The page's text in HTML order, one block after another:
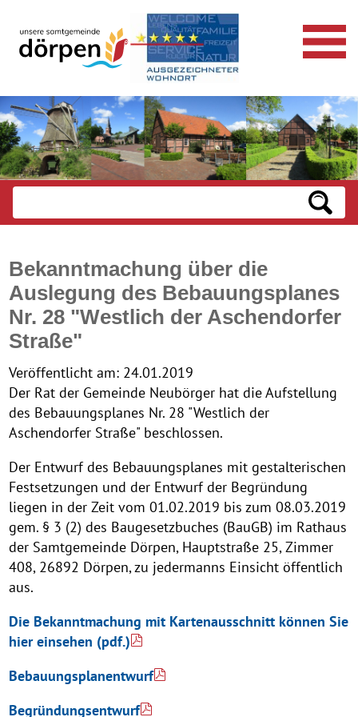
Bekanntmachung über die
Auslegung des Bebauungsplanes
Nr. 28 "Westlich der Aschendorfer
Straße"
Veröffentlicht am: 24.01.2019
Der Rat der Gemeinde Neubörger hat die Aufstellung
des Bebauungsplanes Nr. 28 "Westlich der
Aschendorfer Straße" beschlossen.
Der Entwurf des Bebauungsplanes mit gestalterischen
Festsetzungen und der Entwurf der Begründung
liegen in der Zeit vom 01.02.2019 bis zum 08.03.2019
gem. § 3 (2) des Baugesetzbuches (BauGB) im Rathaus
der Samtgemeinde Dörpen, Hauptstraße 25, Zimmer
408, 26892 Dörpen, zu jedermanns Einsicht öffentlich
aus.
Die Bekanntmachung mit Kartenausschnitt können Sie
hier einsehen (pdf.)
Bebauungsplanentwurf
Begründungsentwurf